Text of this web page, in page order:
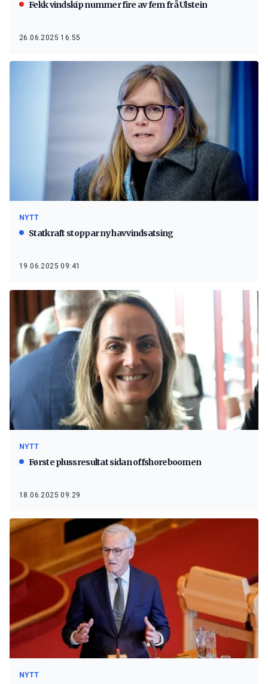
Fekk vindskip nummer fire av fem frå Ulstein
26.06.2025 16:55
NYTT
Statkraft stoppar ny havvindsatsing
19.06.2025 09:41
NYTT
Første plussresultat sidan offshoreboomen
18.06.2025 09:29
NYTT